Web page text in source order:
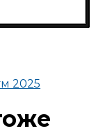
2025